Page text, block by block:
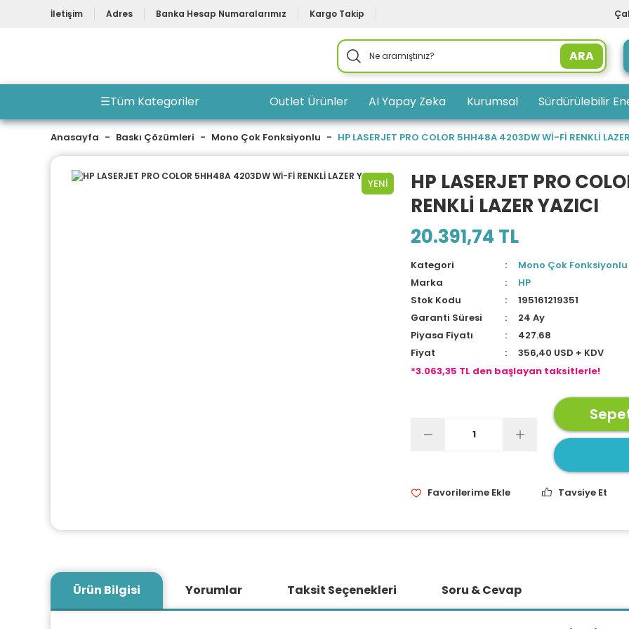
İletişim Adres Banka Hesap Numaralarımız Kargo Takip
ARA
☰Tüm Kategoriler Outlet Ürünler AI Yapay Zeka Kurumsal Sürdürülebilir
Anasayfa Baskı Çözümleri Mono Çok Fonksiyonlu HP LASERJET PRO COLOR 5HH48A 4203DW Wİ-Fİ RENKLİ
YENİ
HP LASERJET PRO
RENKLİ LAZER YAZICI
20.391,74 TL
Kategori
Mono Çok Fonksiyonlu
Marka
HP
Stok Kodu
195161219351
Garanti Süresi
24 Ay
Piyasa Fiyatı
427.68
Fiyat
356,40 USD + KDV
*3.063,35 TL den başlayan taksitlerle!
Tavsiye Et
Ürün Bilgisi Yorumlar Taksit Seçenekleri Soru & Cevap